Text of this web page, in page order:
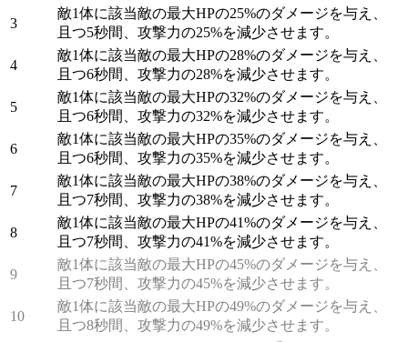
3
敵1体に該当敵の最大HPの25%のダメージを与え、
且つ5秒間、攻撃力の25%を減少させます。
4
敵1体に該当敵の最大HPの28%のダメージを与え、
且つ6秒間、攻撃力の28%を減少させます。
5
敵1体に該当敵の最大HPの32%のダメージを与え、
且つ6秒間、攻撃力の32%を減少させます。
6
敵1体に該当敵の最大HPの35%のダメージを与え、
且つ6秒間、攻撃力の35%を減少させます。
7
敵1体に該当敵の最大HPの38%のダメージを与え、
且つ7秒間、攻撃力の38%を減少させます。
8
敵1体に該当敵の最大HPの41%のダメージを与え、
且つ7秒間、攻撃力の41%を減少させます。
9
敵1体に該当敵の最大HPの45%のダメージを与え、
且つ7秒間、攻撃力の45%を減少させます。
10
敵1体に該当敵の最大HPの49%のダメージを与え、
且つ8秒間、攻撃力の49%を減少させます。